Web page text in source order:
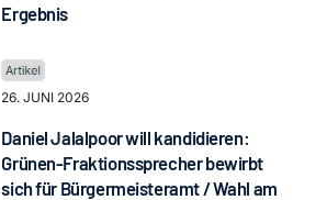
Ergebnis
26. JUNI 2026
Daniel Jalalpoor will kandidieren:
Grünen-Fraktionssprecher bewirbt
sich für Bürgermeisteramt / Wahl am